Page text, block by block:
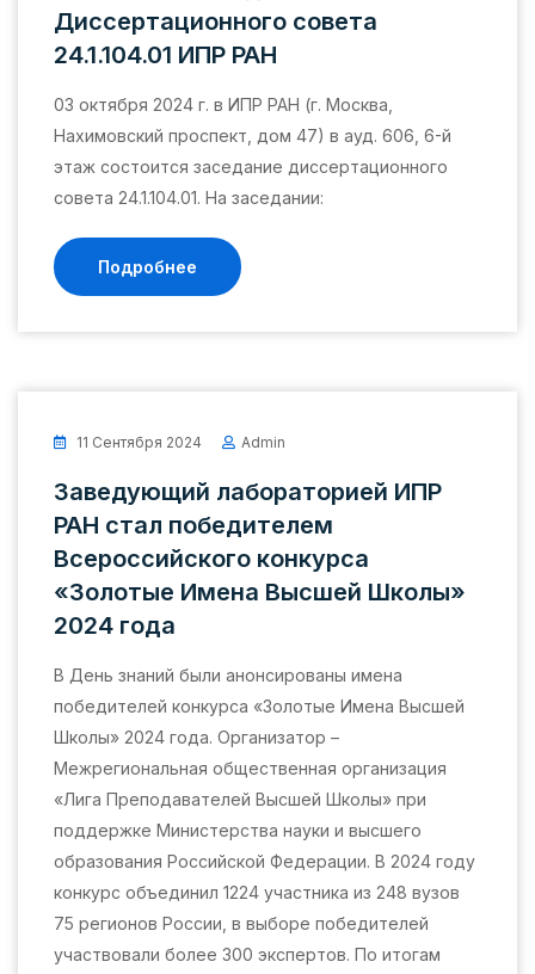
Диссертационного совета
24.1.104.01 ИПР РАН
03 октября 2024 г. в ИПР РАН (г. Москва,
Нахимовский проспект, дом 47) в ауд. 606, 6-й
этаж состоится заседание диссертационного
совета 24.1.104.01. На заседании:
Подробнее
11 Сентября 2024 Admin
Заведующий лабораторией ИПР
РАН стал победителем
Всероссийского конкурса
«Золотые Имена Высшей Школы»
2024 года
В День знаний были анонсированы имена
победителей конкурса «Золотые Имена Высшей
Школы» 2024 года. Организатор –
Межрегиональная общественная организация
«Лига Преподавателей Высшей Школы» при
поддержке Министерства науки и высшего
образования Российской Федерации. В 2024 году
конкурс объединил 1224 участника из 248 вузов
75 регионов России, в выборе победителей
участвовали более 300 экспертов. По итогам